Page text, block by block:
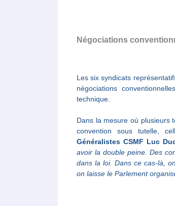
Négociations
Les six syndicats
négociations
technique.
Dans la mesure où plusieurs
convention sous tutelle,
Généralistes CSMF Luc
avoir la double peine. Des
dans la loi. Dans ce cas-là,
on laisse le Parlement